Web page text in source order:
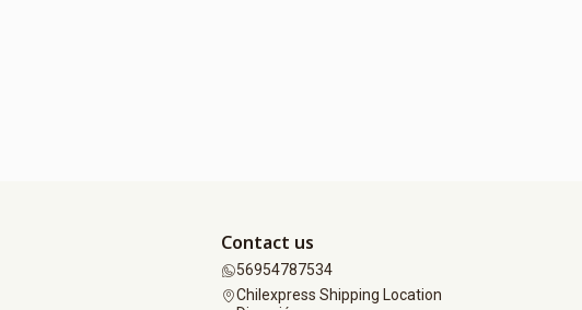
Contact us
56954787534
Chilexpress Shipping Location